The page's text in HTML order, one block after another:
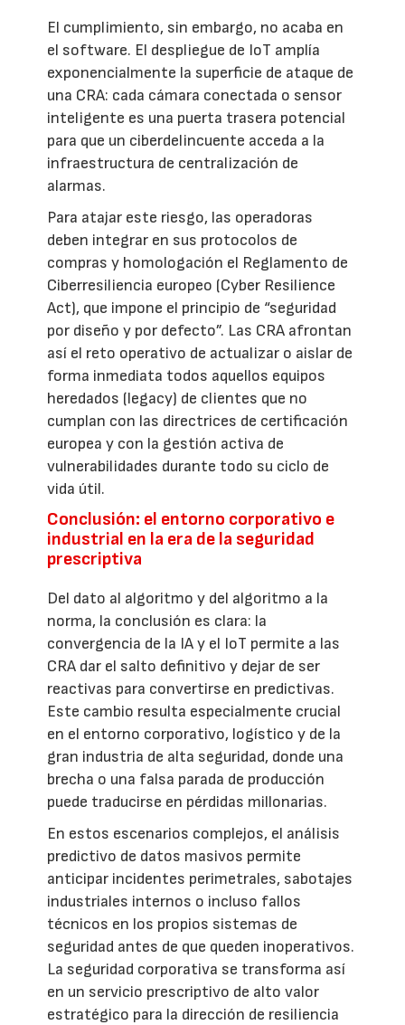
El cumplimiento, sin embargo, no acaba en
el software. El despliegue de IoT amplía
exponencialmente la superficie de ataque de
una CRA: cada cámara conectada o sensor
inteligente es una puerta trasera potencial
para que un ciberdelincuente acceda a la
infraestructura de centralización de
alarmas.
Para atajar este riesgo, las operadoras
deben integrar en sus protocolos de
compras y homologación el Reglamento de
Ciberresiliencia europeo (Cyber Resilience
Act), que impone el principio de “seguridad
por diseño y por defecto”. Las CRA afrontan
así el reto operativo de actualizar o aislar de
forma inmediata todos aquellos equipos
heredados (legacy) de clientes que no
cumplan con las directrices de certificación
europea y con la gestión activa de
vulnerabilidades durante todo su ciclo de
vida útil.
Conclusión: el entorno corporativo e
industrial en la era de la seguridad
prescriptiva
Del dato al algoritmo y del algoritmo a la
norma, la conclusión es clara: la
convergencia de la IA y el IoT permite a las
CRA dar el salto definitivo y dejar de ser
reactivas para convertirse en predictivas.
Este cambio resulta especialmente crucial
en el entorno corporativo, logístico y de la
gran industria de alta seguridad, donde una
brecha o una falsa parada de producción
puede traducirse en pérdidas millonarias.
En estos escenarios complejos, el análisis
predictivo de datos masivos permite
anticipar incidentes perimetrales, sabotajes
industriales internos o incluso fallos
técnicos en los propios sistemas de
seguridad antes de que queden inoperativos.
La seguridad corporativa se transforma así
en un servicio prescriptivo de alto valor
estratégico para la dirección de resiliencia